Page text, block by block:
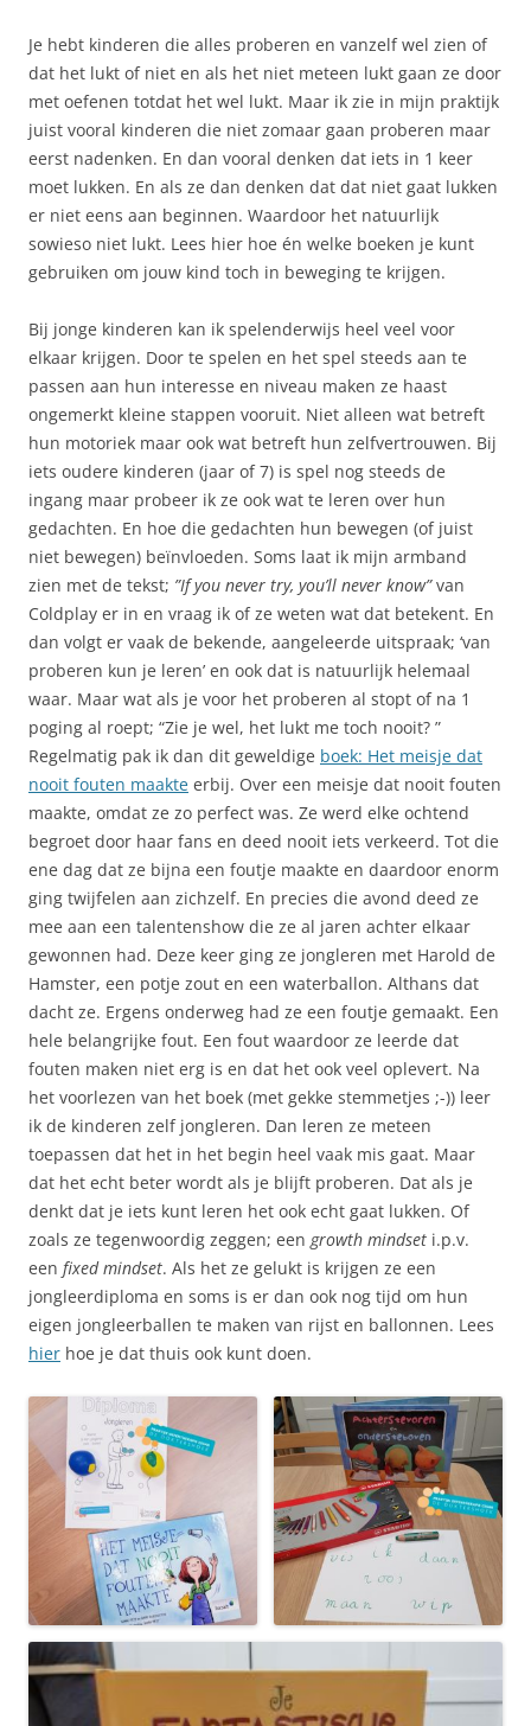
Je hebt kinderen die alles proberen en vanzelf wel zien of
dat het lukt of niet en als het niet meteen lukt gaan ze door
met oefenen totdat het wel lukt. Maar ik zie in mijn praktijk
juist vooral kinderen die niet zomaar gaan proberen maar
eerst nadenken. En dan vooral denken dat iets in 1 keer
moet lukken. En als ze dan denken dat dat niet gaat lukken
er niet eens aan beginnen. Waardoor het natuurlijk
sowieso niet lukt. Lees hier hoe én welke boeken je kunt
gebruiken om jouw kind toch in beweging te krijgen.
Bij jonge kinderen kan ik spelenderwijs heel veel voor
elkaar krijgen. Door te spelen en het spel steeds aan te
passen aan hun interesse en niveau maken ze haast
ongemerkt kleine stappen vooruit. Niet alleen wat betreft
hun motoriek maar ook wat betreft hun zelfvertrouwen. Bij
iets oudere kinderen (jaar of 7) is spel nog steeds de
ingang maar probeer ik ze ook wat te leren over hun
gedachten. En hoe die gedachten hun bewegen (of juist
niet bewegen) beïnvloeden. Soms laat ik mijn armband
zien met de tekst; ”If you never try, you’ll never know”van
Coldplay er in en vraag ik of ze weten wat dat betekent. En
dan volgt er vaak de bekende, aangeleerde uitspraak; ‘van
proberen kun je leren’ en ook dat is natuurlijk helemaal
waar. Maar wat als je voor het proberen al stopt of na 1
poging al roept; “Zie je wel, het lukt me toch nooit? ”
Regelmatig pak ik dan dit geweldige boek: Het meisje dat
nooit fouten maakte erbij. Over een meisje dat nooit fouten
maakte, omdat ze zo perfect was. Ze werd elke ochtend
begroet door haar fans en deed nooit iets verkeerd. Tot die
ene dag dat ze bijna een foutje maakte en daardoor enorm
ging twijfelen aan zichzelf. En precies die avond deed ze
mee aan een talentenshow die ze al jaren achter elkaar
gewonnen had. Deze keer ging ze jongleren met Harold de
Hamster, een potje zout en een waterballon. Althans dat
dacht ze. Ergens onderweg had ze een foutje gemaakt. Een
hele belangrijke fout. Een fout waardoor ze leerde dat
fouten maken niet erg is en dat het ook veel oplevert. Na
het voorlezen van het boek (met gekke stemmetjes ;-)) leer
ik de kinderen zelf jongleren. Dan leren ze meteen
toepassen dat het in het begin heel vaak mis gaat. Maar
dat het echt beter wordt als je blijft proberen. Dat als je
denkt dat je iets kunt leren het ook echt gaat lukken. Of
zoals ze tegenwoordig zeggen; een growth mindset i.p.v.
een fixed mindset. Als het ze gelukt is krijgen ze een
jongleerdiploma en soms is er dan ook nog tijd om hun
eigen jongleerballen te maken van rijst en ballonnen. Lees
hier hoe je dat thuis ook kunt doen.